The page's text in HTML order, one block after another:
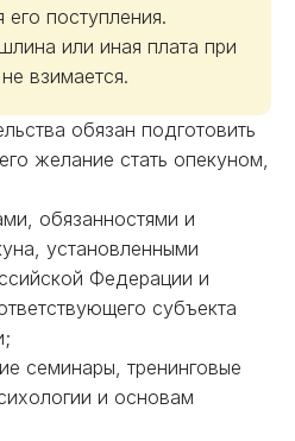
поступления.
или иная плата при
взимается.
обязан подготовить
желание стать опекуном,
обязанностями и
установленными
Федерации и
субъекта
семинары, тренинговые
и основам